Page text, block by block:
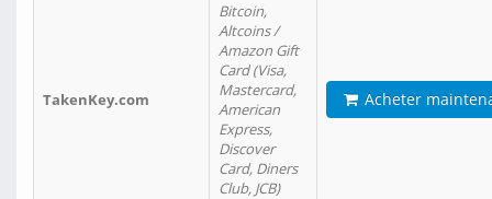
TakenKey.com
Bitcoin,
Altcoins /
Amazon Gift
Card (Visa,
Mastercard,
American
Express,
Discover
Card, Diners
Club, JCB)
Acheter